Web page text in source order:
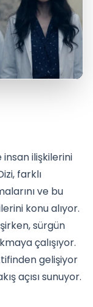
ilişkilerini
farklı
ve bu
konu alıyor.
sürgün
çalışıyor.
gelişiyor
açısı sunuyor.